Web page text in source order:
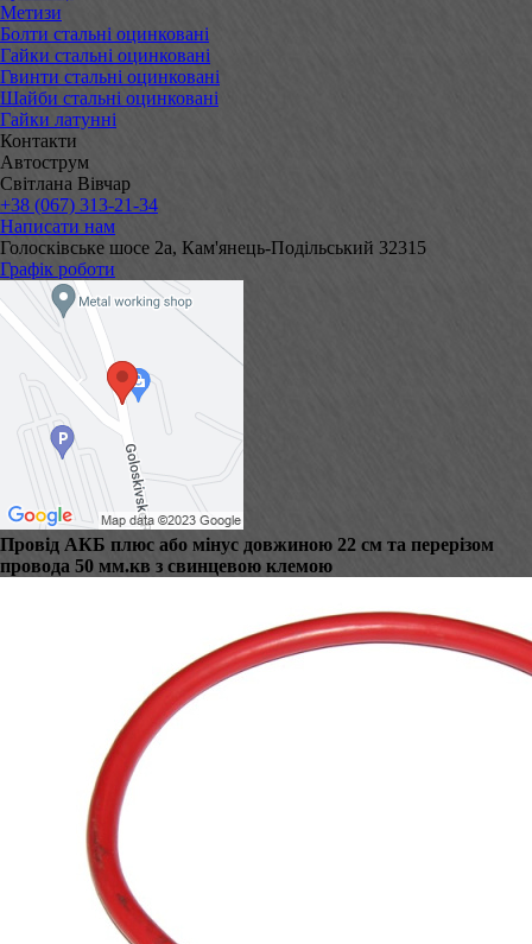
Метизи
Болти стальні оцинковані
Гайки стальні оцинковані
Гвинти стальні оцинковані
Шайби стальні оцинковані
Гайки латунні
Контакти
Автострум
Світлана Вівчар
+38 (067) 313-21-34
Написати нам
Голосківське шосе 2а, Кам'янець-Подільський 32315
Графік роботи
Провід АКБ плюс або мінус довжиною 22 см та перерізом
провода 50 мм.кв з свинцевою клемою